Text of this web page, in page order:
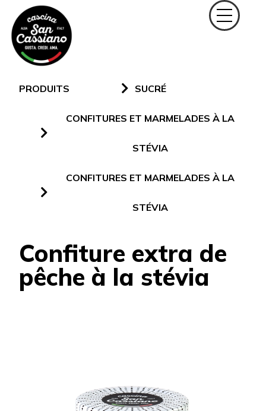
PRODUITS SUCRÉ
CONFITURES ET MARMELADES À LA
STÉVIA
CONFITURES ET MARMELADES À LA
STÉVIA
Confiture extra de
pêche à la stévia